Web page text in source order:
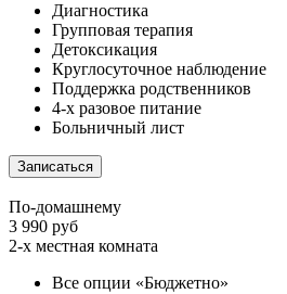
Диагностика
Групповая терапия
Детоксикация
Круглосуточное наблюдение
Поддержка родственников
4-х разовое питание
Больничный лист
Записаться
По-домашнему
3 990 руб
2-х местная комната
Все опции «Бюджетно»